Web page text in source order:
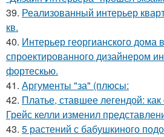
39. Реализованный интерьер
кв.
40. Интерьер георгианского дома
спроектированного дизайнером
фортескью.
41. Аргументы "за" (плюсы:
42. Платье, ставшее легендой:
Грейс келли изменил
43. 5 растений с бабушкиного